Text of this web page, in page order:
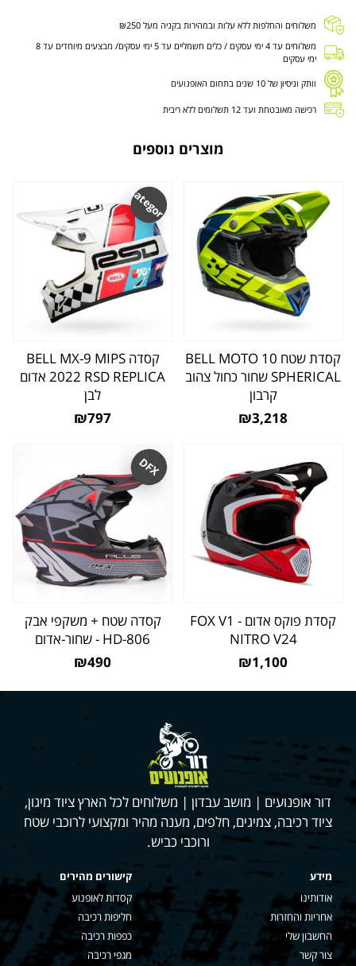
משלוחים והחלפות ללא עלות ובמהירות בקניה מעל ₪250
משלוחים עד 4 ימי עסקים / כלים חשמליים עד 5 ימי עסקים/ מבצעים מיוחדים עד 8
ימי עסקים
וותק וניסיון של 10 שנים בתחום האופנועים
רכישה מאובטחת ועד 12 תשלומים ללא ריבית
מוצרים נוספים
קסדת שטח BELL MOTO 10
SPHERICAL שחור כחול צהוב
קרבון
₪3,218
Uncategorized
קסדה BELL MX-9 MIPS
2022 RSD REPLICA אדום
לבן
₪797
קסדת פוקס אדום - FOX V1
NITRO V24
₪1,100
DFX
קסדה שטח + משקפי אבק
HD-806 - שחור-אדום
₪490
דור אופנועים | מושב עבדון | משלוחים לכל הארץ ציוד מיגון,
ציוד רכיבה, צמיגים, חלפים, מענה מהיר ומקצועי לרוכבי שטח
ורוכבי כביש.
מידע
אודותינו
אחריות והחזרות
החשבון שלי
צור קשר
קישורים מהירים
קסדות לאופנוע
חליפות רכיבה
כפפות רכיבה
מגפי רכיבה